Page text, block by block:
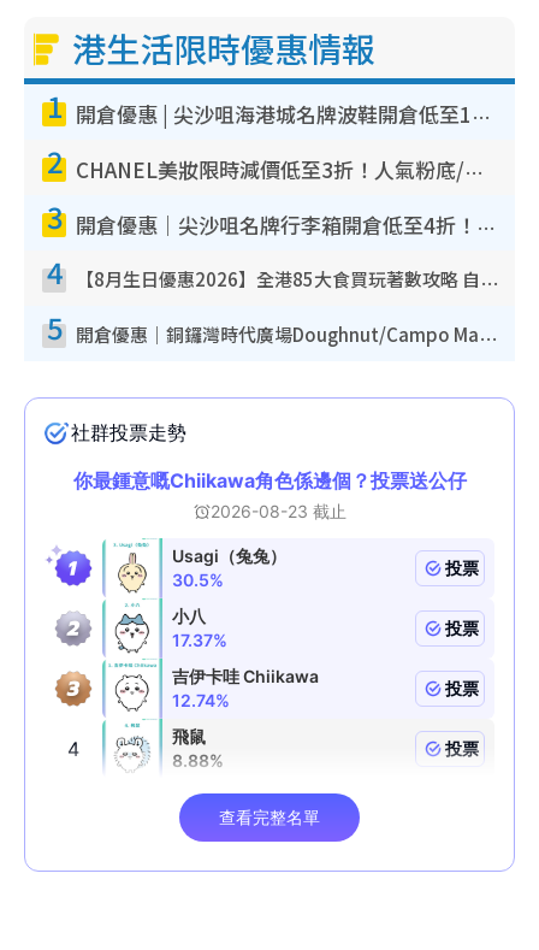
港生活限時優惠情報
1 開倉優惠 | 尖沙咀海港城名牌波鞋開倉低至1折！On鞋$899起／Joy&Peace鞋履$98起
2 CHANEL美妝限時減價低至3折！人氣粉底/唇膏/精華液低至$275！COCO香水都有平
3 開倉優惠｜尖沙咀名牌行李箱開倉低至4折！一連5日 American Tourister/ace./Hallmark $200起！
4 【8月生日優惠2026】全港85大食買玩著數攻略 自助餐/火鍋放題同行免費＋誠品/DONKI送現金券
5 開倉優惠｜銅鑼灣時代廣場Doughnut/Campo Marzio開倉低至1折！背囊、書包、手袋劈價$200起